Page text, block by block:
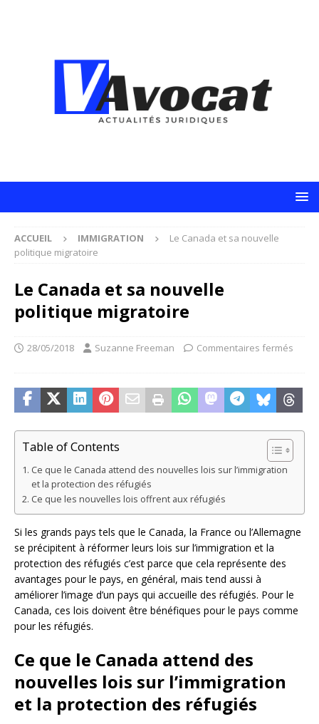
ACCUEIL IMMIGRATION
Le Canada et sa nouvelle
politique migratoire
Le Canada et sa nouvelle
politique migratoire
28/05/2018 Suzanne Freeman Commentaires fermés
Table of Contents
Ce que le Canada attend des nouvelles lois sur l’immigration
et la protection des réfugiés
Ce que les nouvelles lois offrent aux réfugiés
Si les grands pays tels que le Canada, la France ou l’Allemagne
se précipitent à réformer leurs lois sur l’immigration et la
protection des réfugiés c’est parce que cela représente des
avantages pour le pays, en général, mais tend aussi à
améliorer l’image d’un pays qui accueille des réfugiés. Pour le
Canada, ces lois doivent être bénéfiques pour le pays comme
pour les réfugiés.
Ce que le Canada attend des
nouvelles lois sur l’immigration
et la protection des réfugiés